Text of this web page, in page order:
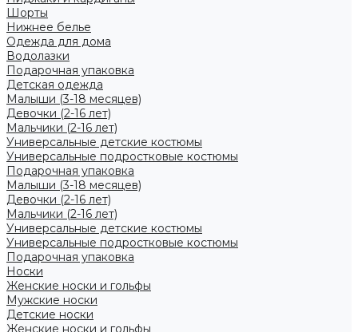
Шорты
Нижнее белье
Одежда для дома
Водолазки
Подарочная упаковка
Детская одежда
Малыши (3-18 месяцев)
Девочки (2-16 лет)
Мальчики (2-16 лет)
Универсальные детские костюмы
Универсальные подростковые костюмы
Подарочная упаковка
Малыши (3-18 месяцев)
Девочки (2-16 лет)
Мальчики (2-16 лет)
Универсальные детские костюмы
Универсальные подростковые костюмы
Подарочная упаковка
Носки
Женские носки и гольфы
Мужские носки
Детские носки
Женские носки и гольфы